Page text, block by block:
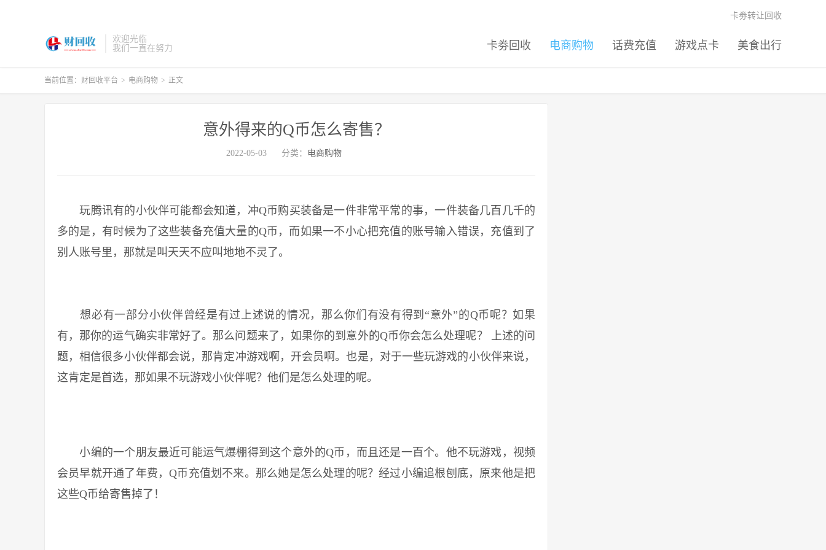
欢迎光临
我们一直在努力
卡劵回收 电商购物 话费充值 游戏点卡 美食出行
卡劵转让回收
当前位置： 财回收平台 > 电商购物 > 正文
意外得来的Q币怎么寄售？
2022-05-03 分类： 电商购物
玩腾讯有的小伙伴可能都会知道，冲Q币购买装备是一件非常平常的事，一件装备几百几千的
多的是，有时候为了这些装备充值大量的Q币，而如果一不小心把充值的账号输入错误，充值到了
别人账号里，那就是叫天天不应叫地地不灵了。
想必有一部分小伙伴曾经是有过上述说的情况，那么你们有没有得到“意外”的Q币呢？如果
有，那你的运气确实非常好了。那么问题来了，如果你的到意外的Q币你会怎么处理呢？ 上述的问
题，相信很多小伙伴都会说，那肯定冲游戏啊，开会员啊。也是，对于一些玩游戏的小伙伴来说，
这肯定是首选，那如果不玩游戏小伙伴呢？他们是怎么处理的呢。
小编的一个朋友最近可能运气爆棚得到这个意外的Q币，而且还是一百个。他不玩游戏，视频
会员早就开通了年费，Q币充值划不来。那么她是怎么处理的呢？经过小编追根刨底，原来他是把
这些Q币给寄售掉了！